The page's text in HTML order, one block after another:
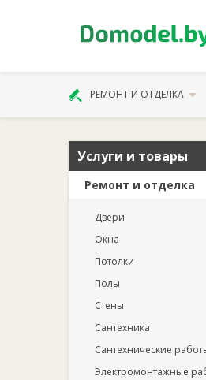
РЕМОНТ И ОТДЕЛКА
Услуги и товары
Ремонт и отделка
Двери
Окна
Потолки
Полы
Стены
Сантехника
Сантехнические
Электромонтажные